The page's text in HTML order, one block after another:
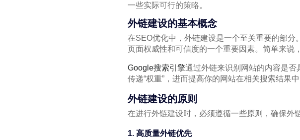
一些实际可行的策略。
外链建设的基本概念
在SEO优化中，外链建设是一个至关重要的部
页面权威性和可信度的一个重要因素。简单来说
Google搜索引擎通过外链来识别网站的内容是
传递“权重”，进而提高你的网站在相关搜索结果中
外链建设的原则
在进行外链建设时，必须遵循一些原则，确保外
1. 高质量外链优先